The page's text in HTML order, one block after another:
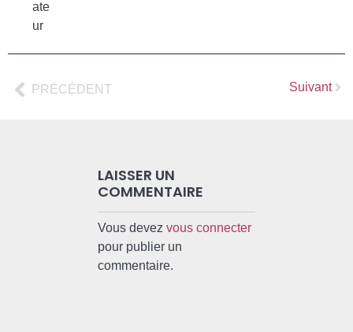
ate
ur
PRÉCÉDENT Suivant
LAISSER UN
COMMENTAIRE
Vous devezvous connecter
pour publier un
commentaire.